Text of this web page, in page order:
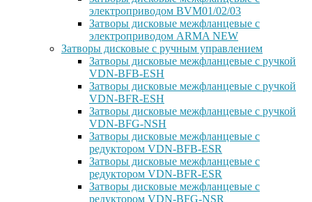
электроприводом BVM01/02/03
Затворы дисковые межфланцевые с
электроприводом ARMA NEW
Затворы дисковые с ручным управлением
Затворы дисковые межфланцевые с ручкой
VDN-BFB-ESH
Затворы дисковые межфланцевые с ручкой
VDN-BFR-ESH
Затворы дисковые межфланцевые с ручкой
VDN-BFG-NSH
Затворы дисковые межфланцевые с
редуктором VDN-BFB-ESR
Затворы дисковые межфланцевые с
редуктором VDN-BFR-ESR
Затворы дисковые межфланцевые с
редуктором VDN-BFG-NSR